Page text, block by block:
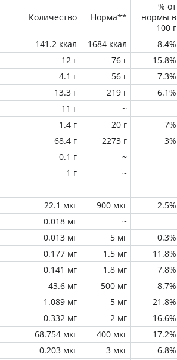
Количество Норма**
% от
нормы в
100 г
141.2 ккал 1684 ккал 8.4%
12 г 76 г 15.8%
4.1 г 56 г 7.3%
13.3 г 219 г 6.1%
11 г
~
1.4 г 20 г 7%
68.4 г 2273 г 3%
0.1 г
~
1 г ~
22.1 мкг 900 мкг 2.5%
0.018 мг
~
0.013 мг 5 мг 0.3%
0.177 мг 1.5 мг 11.8%
0.141 мг 1.8 мг 7.8%
43.6 мг 500 мг 8.7%
1.089 мг 5 мг 21.8%
0.332 мг 2 мг 16.6%
68.754 мкг 400 мкг 17.2%
0.203 мкг 3 мкг 6.8%